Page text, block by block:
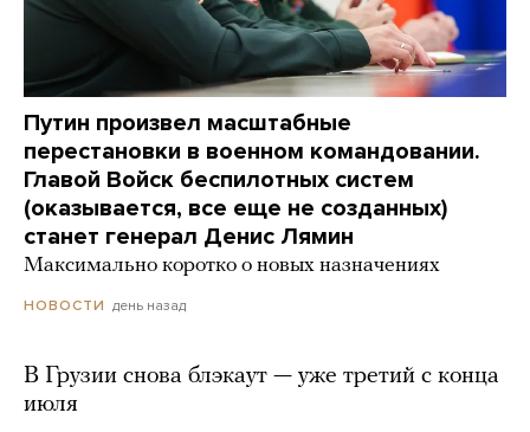
Путин произвел масштабные
перестановки в военном командовании.
Главой Войск беспилотных систем
(оказывается, все еще не созданных)
станет генерал Денис Лямин
Максимально коротко о новых назначениях
НОВОСТИ день назад
В Грузии снова блэкаут — уже третий с конца
июля